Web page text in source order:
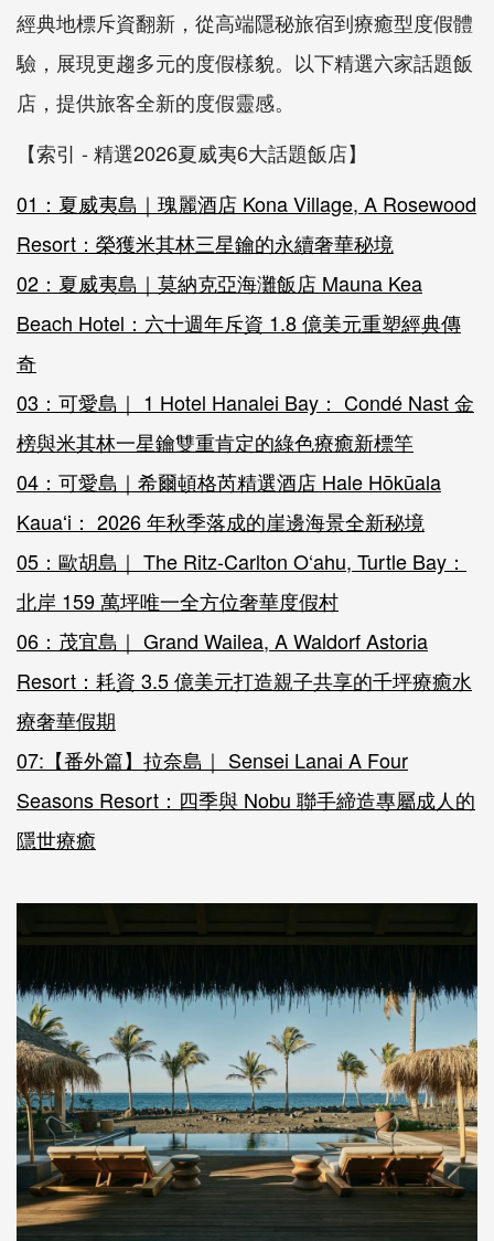
經典地標斥資翻新，從高端隱秘旅宿到療癒型度假體
驗，展現更趨多元的度假樣貌。以下精選六家話題飯
店，提供旅客全新的度假靈感。
【索引 - 精選2026夏威夷6大話題飯店】
01：夏威夷島｜瑰麗酒店 Kona Village, A Rosewood
Resort：榮獲米其林三星鑰的永續奢華秘境
02：夏威夷島｜莫納克亞海灘飯店 Mauna Kea
Beach Hotel：六十週年斥資 1.8 億美元重塑經典傳
奇
03：可愛島｜ 1 Hotel Hanalei Bay： Condé Nast 金
榜與米其林一星鑰雙重肯定的綠色療癒新標竿
04：可愛島｜希爾頓格芮精選酒店 Hale Hōkūala
Kauaʻi： 2026 年秋季落成的崖邊海景全新秘境
05：歐胡島｜ The Ritz-Carlton O‘ahu, Turtle Bay：
北岸 159 萬坪唯一全方位奢華度假村
06：茂宜島｜ Grand Wailea, A Waldorf Astoria
Resort：耗資 3.5 億美元打造親子共享的千坪療癒水
療奢華假期
07:【番外篇】拉奈島｜ Sensei Lanai A Four
Seasons Resort：四季與 Nobu 聯手締造專屬成人的
隱世療癒